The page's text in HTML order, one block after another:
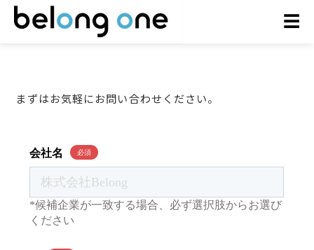
☰
お問い合わせ
まずはお気軽にお問い合わせください。